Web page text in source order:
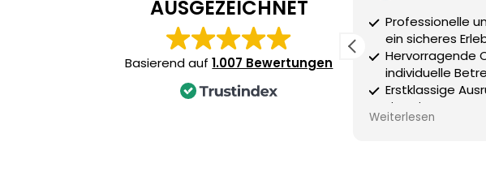
AUSGEZEICHNET
Basierend auf1.007 Bewertungen
ein sicheres Erlebnis.
Hervorragende Organisation und
individuelle Betreuung.
Erstklassige Ausrüstung und umfassende
War eine glatte
Wir hatten super
angeleitet und